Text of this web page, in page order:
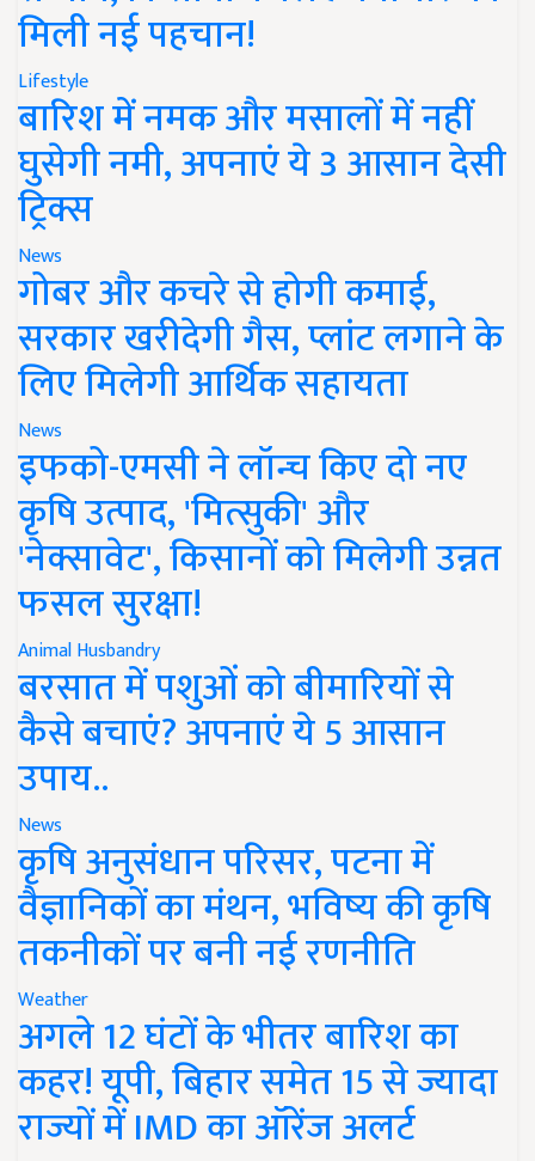
मिली नई पहचान!
Lifestyle
बारिश में नमक और मसालों में नहीं
घुसेगी नमी, अपनाएं ये 3 आसान देसी
ट्रिक्स
News
गोबर और कचरे से होगी कमाई,
सरकार खरीदेगी गैस, प्लांट लगाने के
लिए मिलेगी आर्थिक सहायता
News
इफको-एमसी ने लॉन्च किए दो नए
कृषि उत्पाद, 'मित्सुकी' और
'नेक्सावेट', किसानों को मिलेगी उन्नत
फसल सुरक्षा!
Animal Husbandry
बरसात में पशुओं को बीमारियों से
कैसे बचाएं? अपनाएं ये 5 आसान
उपाय..
News
कृषि अनुसंधान परिसर, पटना में
वैज्ञानिकों का मंथन, भविष्य की कृषि
तकनीकों पर बनी नई रणनीति
Weather
अगले 12 घंटों के भीतर बारिश का
कहर! यूपी, बिहार समेत 15 से ज्यादा
राज्यों में IMD का ऑरेंज अलर्ट